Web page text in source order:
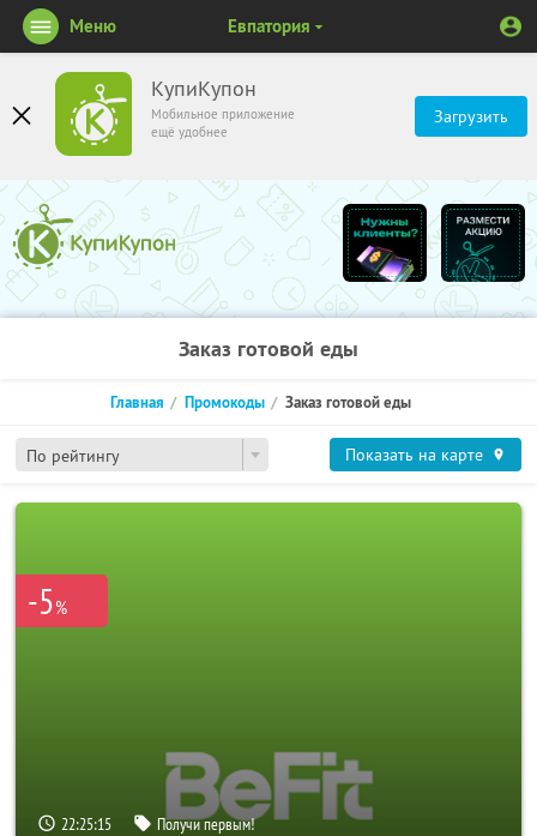
КупиКупон
Мобильное приложение
ещё удобнее
Загрузить
Меню Евпатория
Заказ готовой еды
По рейтингу
Главная Промокоды Заказ готовой еды
Показать на карте
-5%
22:25:14 Получи первым!